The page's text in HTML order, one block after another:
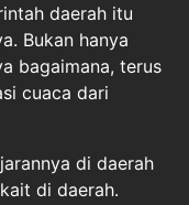
daerah itu
Bukan hanya
bagaimana, terus
cuaca dari
di daerah
di daerah.